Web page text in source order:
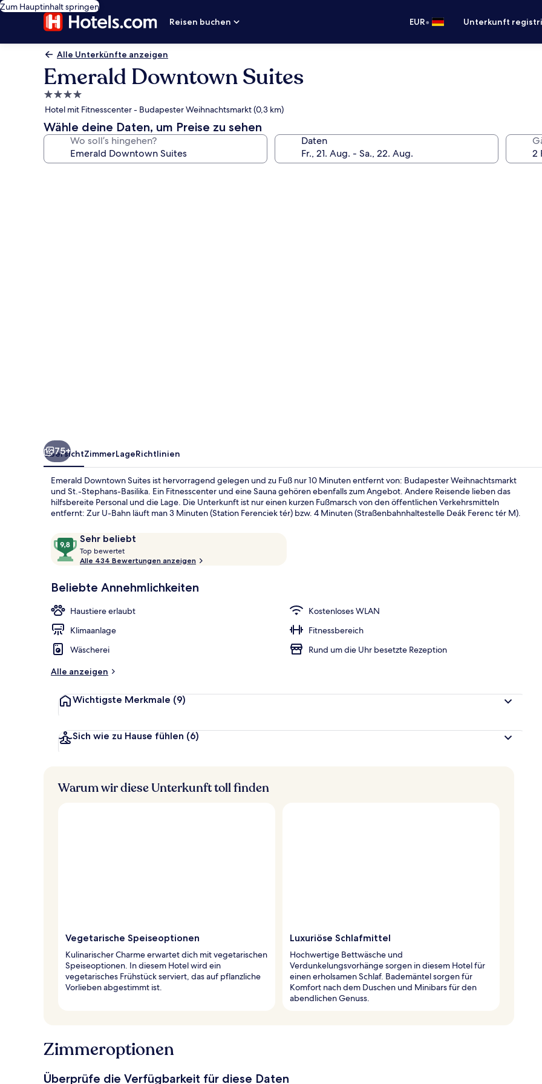
Zum Hauptinhalt springen
Reisen buchen
EUR• Unterkunft
Alle Unterkünfte anzeigen
Emerald Downtown Suites
4.0-
Sterne-
Unterkunft
Hotel mit Fitnesscenter - Budapester Weihnachtsmarkt (0,3 km)
Wähle deine Daten, um Preise zu sehen
Wo soll’s hingehen? Daten
Grand
75+
ÜbersichtZimmerLageRichtlinien
Emerald Downtown Suites ist hervorragend gelegen und zu Fuß nur 10 Minuten entfernt von: Budapester Weihnachtsmarkt
und St.-Stephans-Basilika. Ein Fitnesscenter und eine Sauna gehören ebenfalls zum Angebot. Andere Reisende lieben das
hilfsbereite Personal und die Lage. Die Unterkunft ist nur einen kurzen Fußmarsch von den öffentlichen Verkehrsmitteln
entfernt: Zur U-Bahn läuft man 3 Minuten (Station Ferenciek tér) bzw. 4 Minuten (Straßenbahnhaltestelle Deák Ferenc tér M).
Bewertungen
Sehr beliebt
9,8
von
10,
beliebt
Top bewertet
o
b
w
Alle 434 Bewertungen anzeigen
Beliebte Annehmlichkeiten
Haustiere erlaubt
Kostenloses WLAN
Klimaanlage
Fitnessbereich
Wäscherei
Rund um die Uhr besetzte Rezeption
Alle anzeigen
Wichtigste Merkmale (9)
Sich wie zu Hause fühlen (6)
Warum wir diese Unterkunft toll finden
Vegetarische Speiseoptionen
Kulinarischer Charme erwartet dich mit vegetarischen
Speiseoptionen. In diesem Hotel wird ein
vegetarisches Frühstück serviert, das auf pflanzliche
Vorlieben abgestimmt ist.
Luxuriöse Schlafmittel
Hochwertige Bettwäsche und
Verdunkelungsvorhänge sorgen in diesem Hotel für
einen erholsamen Schlaf. Bademäntel sorgen für
Komfort nach dem Duschen und Minibars für den
abendlichen Genuss.
Zimmeroptionen
Überprüfe die Verfügbarkeit für diese Daten